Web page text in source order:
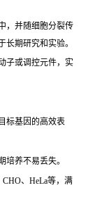
，并随细胞分裂传
期研究和实验。
子或调控元件，实
标基因的高效表
养不易丢失。
、HeLa等，满